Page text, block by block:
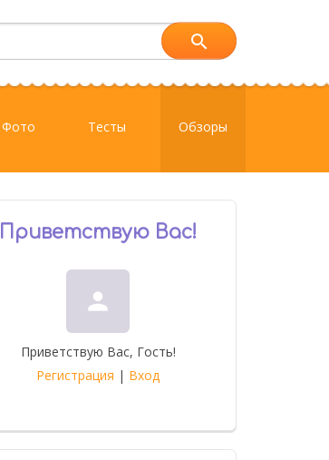
Фото Тесты Обзоры
Приветствую Вас!
person
Приветствую Вас, Гость!
Регистрация | Вход